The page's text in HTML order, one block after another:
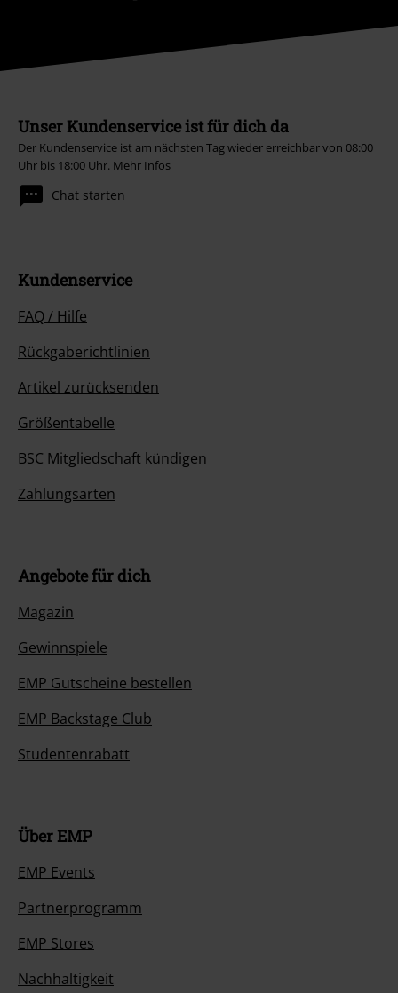
Unser Kundenservice ist für dich da
Der Kundenservice ist am nächsten Tag wieder erreichbar von 08:00
Uhr bis 18:00 Uhr. Mehr Infos
Chat starten
Kundenservice
FAQ / Hilfe
Rückgaberichtlinien
Artikel zurücksenden
Größentabelle
BSC Mitgliedschaft kündigen
Zahlungsarten
Angebote für dich
Magazin
Gewinnspiele
EMP Gutscheine bestellen
EMP Backstage Club
Studentenrabatt
Über EMP
EMP Events
Partnerprogramm
EMP Stores
Nachhaltigkeit